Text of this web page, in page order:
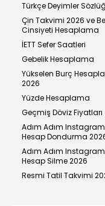
Türkçe Deyimler
Çin Takvimi 2026 ve
Cinsiyeti Hesaplama
İETT Sefer Saatleri
Gebelik Hesaplama
Yükselen Burç
2026
Yüzde Hesaplama
Geçmiş Döviz Fiyatları
Adım Adım Instagram
Hesap Dondurma
Adım Adım Instagram
Hesap Silme 2026
Resmi Tatil Takvimi